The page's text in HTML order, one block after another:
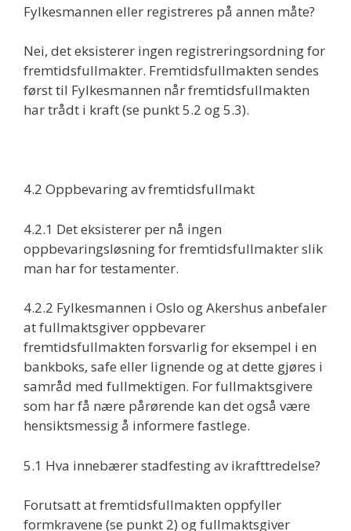
Fylkesmannen eller registreres på annen måte?
Nei, det eksisterer ingen registreringsordning for
fremtidsfullmakter. Fremtidsfullmakten sendes
først til Fylkesmannen når fremtidsfullmakten
har trådt i kraft (se punkt 5.2 og 5.3).
4.2 Oppbevaring av fremtidsfullmakt
4.2.1 Det eksisterer per nå ingen
oppbevaringsløsning for fremtidsfullmakter slik
man har for testamenter.
4.2.2 Fylkesmannen i Oslo og Akershus anbefaler
at fullmaktsgiver oppbevarer
fremtidsfullmakten forsvarlig for eksempel i en
bankboks, safe eller lignende og at dette gjøres i
samråd med fullmektigen. For fullmaktsgivere
som har få nære pårørende kan det også være
hensiktsmessig å informere fastlege.
5.1 Hva innebærer stadfesting av ikrafttredelse?
Forutsatt at fremtidsfullmakten oppfyller
formkravene (se punkt 2) og fullmaktsgiver